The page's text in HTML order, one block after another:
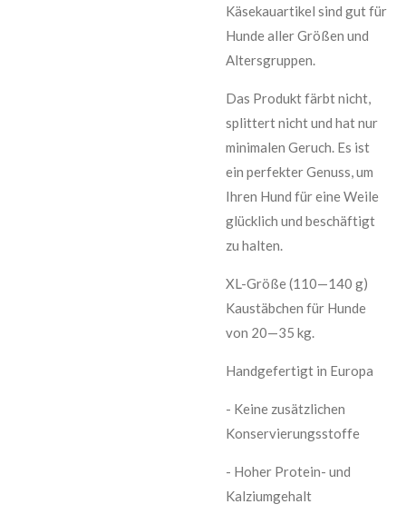
Käsekauartikel sind gut für
Hunde aller Größen und
Altersgruppen.
Das Produkt färbt nicht,
splittert nicht und hat nur
minimalen Geruch. Es ist
ein perfekter Genuss, um
Ihren Hund für eine Weile
glücklich und beschäftigt
zu halten.
XL-Größe (110—140 g)
Kaustäbchen für Hunde
von 20—35 kg.
Handgefertigt in Europa
- Keine zusätzlichen
Konservierungsstoffe
- Hoher Protein- und
Kalziumgehalt